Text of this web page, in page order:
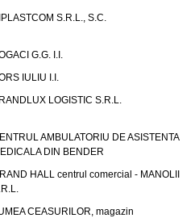
S.R.L., S.C.
G.G. I.I.
IULIU I.I.
LOGISTIC S.R.L.
AMBULATORIU DE ASISTENTA
DIN BENDER
HALL centrul comercial - MANOLII
CEASURILOR, magazin